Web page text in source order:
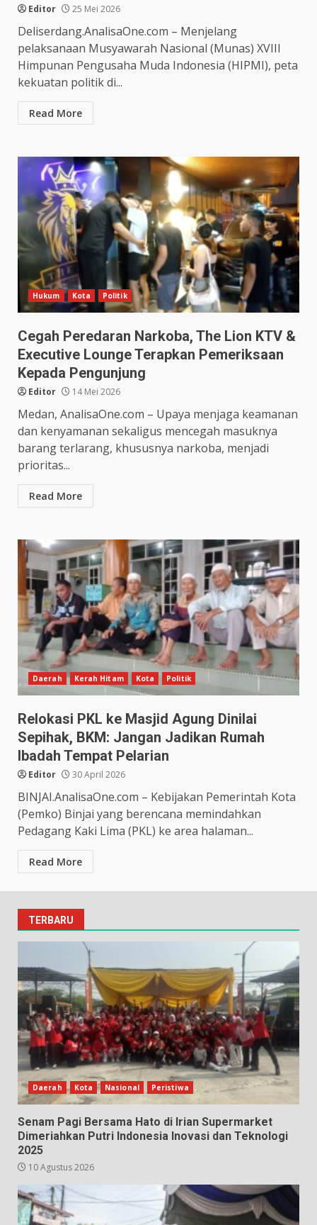
Editor 25 Mei 2026
Deliserdang.AnalisaOne.com – Menjelang
pelaksanaan Musyawarah Nasional (Munas) XVIII
Himpunan Pengusaha Muda Indonesia (HIPMI), peta
kekuatan politik di...
Read More
Hukum Kota Politik
Cegah Peredaran Narkoba, The Lion KTV &
Executive Lounge Terapkan Pemeriksaan
Kepada Pengunjung
Editor 14 Mei 2026
Medan, AnalisaOne.com – Upaya menjaga keamanan
dan kenyamanan sekaligus mencegah masuknya
barang terlarang, khususnya narkoba, menjadi
prioritas...
Read More
Daerah Kerah Hitam Kota Politik
Relokasi PKL ke Masjid Agung Dinilai
Sepihak, BKM: Jangan Jadikan Rumah
Ibadah Tempat Pelarian
Editor 30 April 2026
BINJAI.AnalisaOne.com – Kebijakan Pemerintah Kota
(Pemko) Binjai yang berencana memindahkan
Pedagang Kaki Lima (PKL) ke area halaman...
Read More
TERBARU
Daerah Kota Nasional Peristiwa
Senam Pagi Bersama Hato di Irian Supermarket
Dimeriahkan Putri Indonesia Inovasi dan Teknologi
2025
10 Agustus 2026